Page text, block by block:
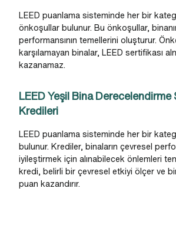
LEED puanlama sisteminde her bir
önkoşullar bulunur. Bu önkoşullar,
performansının temellerini oluşturur.
karşılamayan binalar, LEED sertifikası
kazanamaz.
LEED Yeşil Bina Derecelendirme
Kredileri
LEED puanlama sisteminde her bir
bulunur. Krediler, binaların çevresel
iyileştirmek için alınabilecek önlemleri
kredi, belirli bir çevresel etkiyi ölçer ve
puan kazandırır.